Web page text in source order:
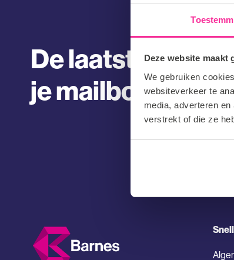
Deze website maakt
We gebruiken
websiteverkeer te
media, adverteren
verstrekt of die ze
De laatste sales
je mailbox.